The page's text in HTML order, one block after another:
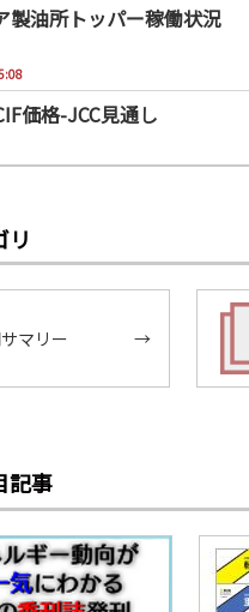
製油所トッパー稼働状況
価格-JCC見通し
リ
マリー →
記事